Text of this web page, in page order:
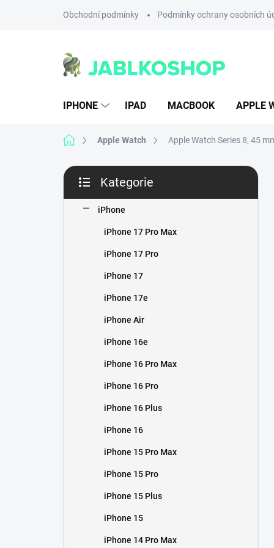
Obchodní podmínky Podmínky ochrany osobních
IPHONE IPAD MACBOOK APPLE
Domů Apple Watch Apple Watch Series 8, 45
P
s
kategorie
Kategorie
iPhone
iPhone 17 Pro Max
iPhone 17 Pro
iPhone 17
iPhone 17e
iPhone Air
iPhone 16e
iPhone 16 Pro Max
iPhone 16 Pro
iPhone 16 Plus
iPhone 16
iPhone 15 Pro Max
iPhone 15 Pro
iPhone 15 Plus
iPhone 15
iPhone 14 Pro Max